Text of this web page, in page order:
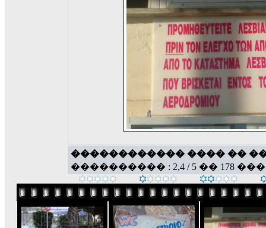
������������ ���� ��
���������� : 2,4 / 5 �� 178